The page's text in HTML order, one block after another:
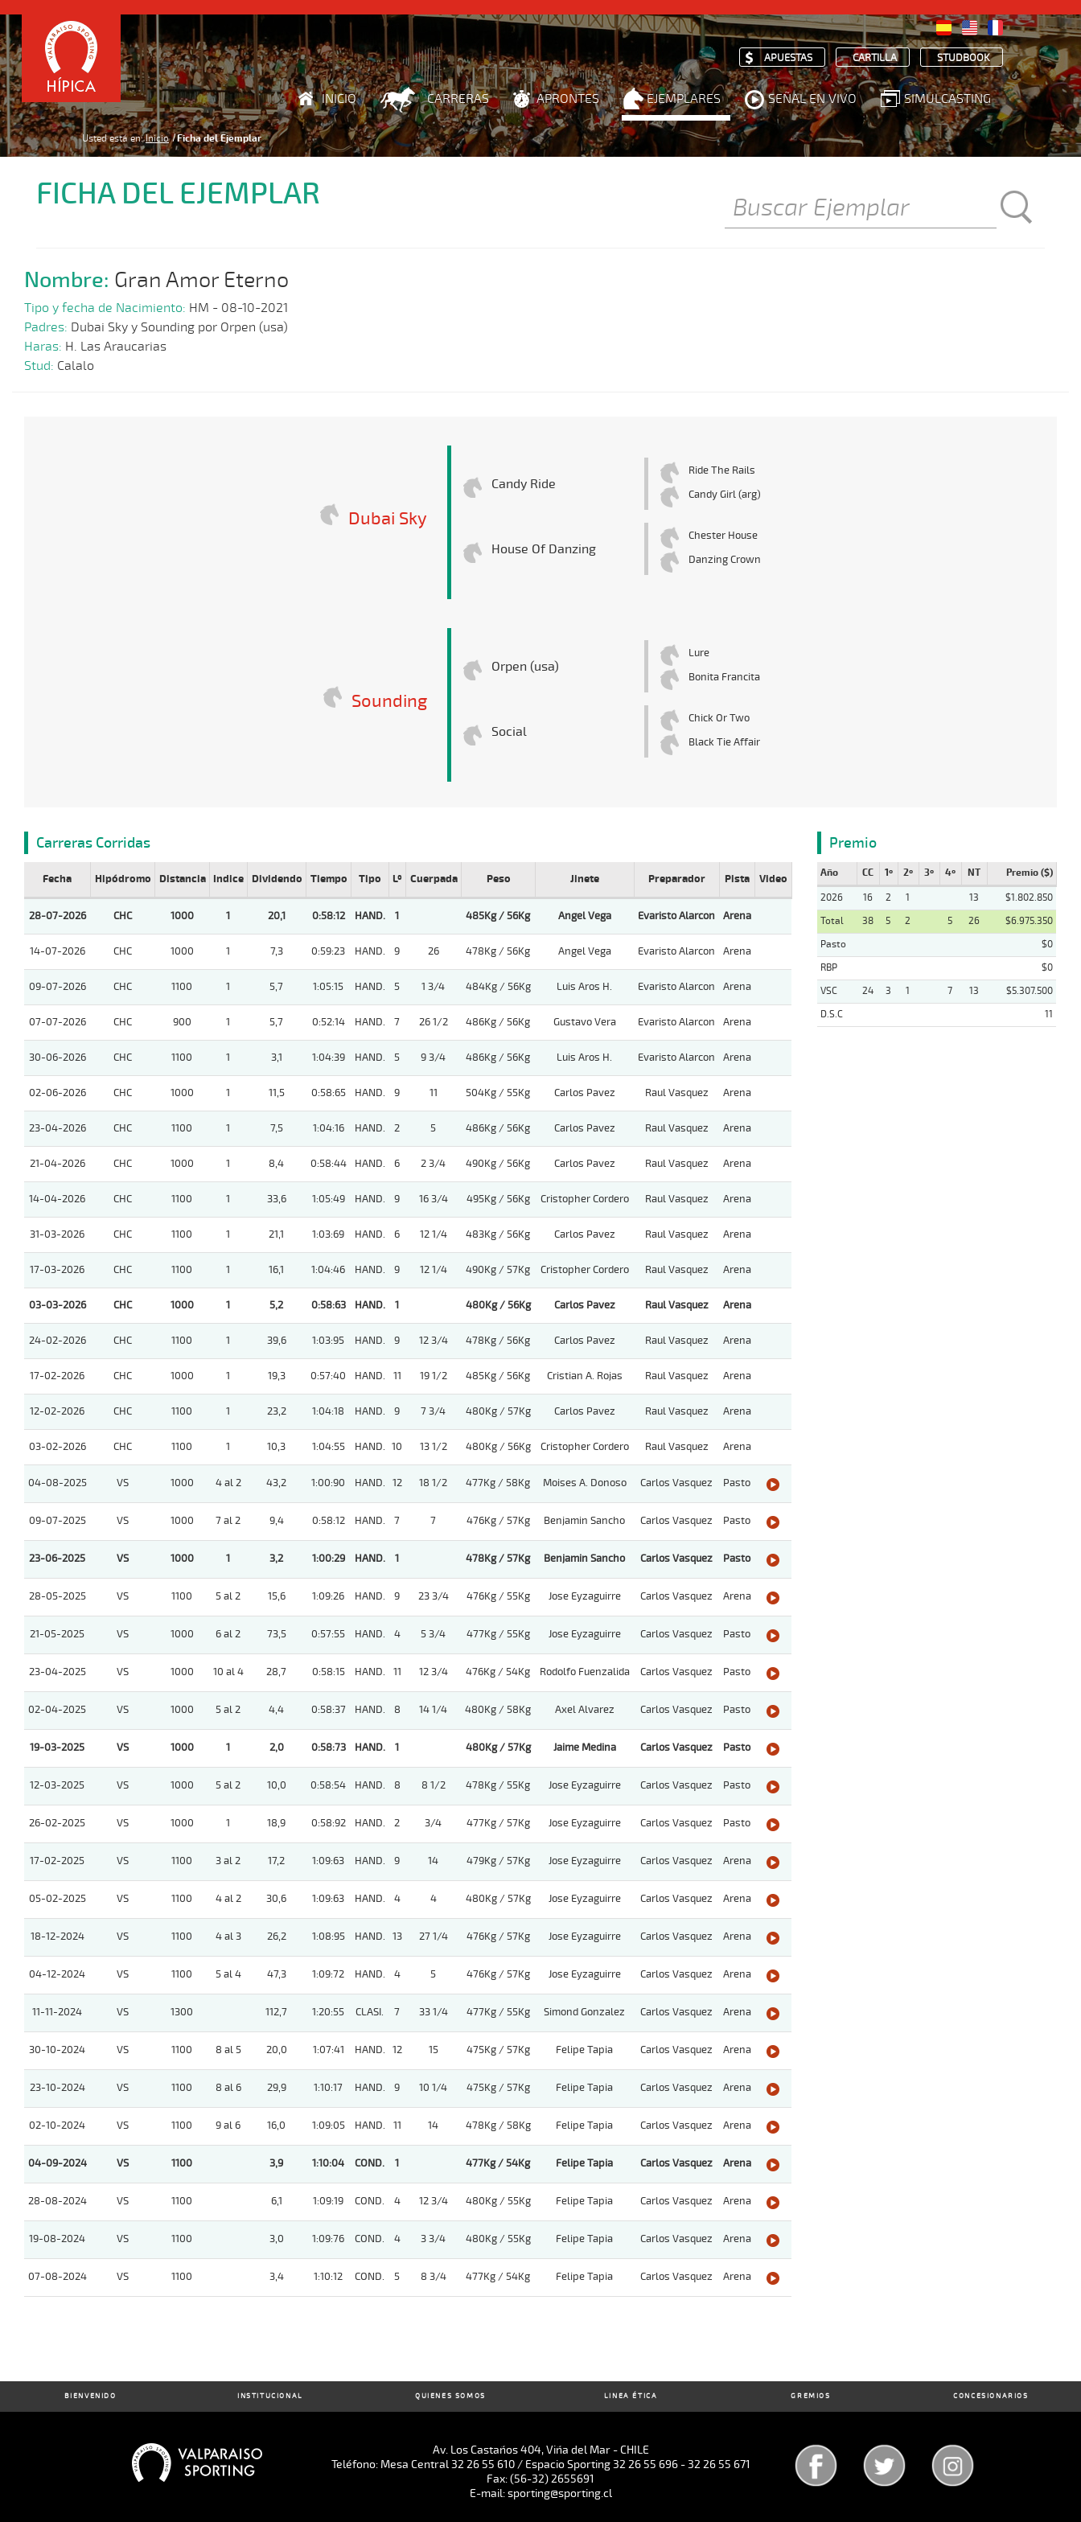
APUESTAS CARTILLA STUDBOOK
INICIO CARRERAS APRONTES EJEMPLARES SEÑAL EN VIVO SIMULCASTING
Usted está en: Inicio Ficha del Ejemplar
FICHA DEL EJEMPLAR
Nombre: Gran Amor Eterno
Tipo y fecha de Nacimiento: HM - 08-10-2021
Padres: Dubai Sky y Sounding por Orpen (usa)
Haras: H. Las Araucarias
Stud: Calalo
Dubai Sky
Candy Ride
Ride The Rails
Candy Girl (arg)
House Of Danzing
Chester House
Danzing Crown
Sounding
Orpen (usa)
Lure
Bonita Francita
Social
Chick Or Two
Black Tie Affair
Carreras Corridas
Fecha Hipódromo Distancia Indice Dividendo Tiempo Tipo Lº Cuerpada Peso Jinete Preparador Pista Video
28-07-2026 CHC 1000 1 20,1 0:58:12 HAND. 1 485Kg / 56Kg Angel Vega Evaristo Alarcon Arena
14-07-2026 CHC 1000 1 7,3 0:59:23 HAND. 9 26 478Kg / 56Kg Angel Vega Evaristo Alarcon Arena
09-07-2026 CHC 1100 1 5,7 1:05:15 HAND. 5 1 3/4 484Kg / 56Kg Luis Aros H. Evaristo Alarcon Arena
07-07-2026 CHC 900 1 5,7 0:52:14 HAND. 7 26 1/2 486Kg / 56Kg Gustavo Vera Evaristo Alarcon Arena
30-06-2026 CHC 1100 1 3,1 1:04:39 HAND. 5 9 3/4 486Kg / 56Kg Luis Aros H. Evaristo Alarcon Arena
02-06-2026 CHC 1000 1 11,5 0:58:65 HAND. 9 11 504Kg / 55Kg Carlos Pavez Raul Vasquez Arena
23-04-2026 CHC 1100 1 7,5 1:04:16 HAND. 2 5 486Kg / 56Kg Carlos Pavez Raul Vasquez Arena
21-04-2026 CHC 1000 1 8,4 0:58:44 HAND. 6 2 3/4 490Kg / 56Kg Carlos Pavez Raul Vasquez Arena
14-04-2026 CHC 1100 1 33,6 1:05:49 HAND. 9 16 3/4 495Kg / 56Kg Cristopher Cordero Raul Vasquez Arena
31-03-2026 CHC 1100 1 21,1 1:03:69 HAND. 6 12 1/4 483Kg / 56Kg Carlos Pavez Raul Vasquez Arena
17-03-2026 CHC 1100 1 16,1 1:04:46 HAND. 9 12 1/4 490Kg / 57Kg Cristopher Cordero Raul Vasquez Arena
03-03-2026 CHC 1000 1 5,2 0:58:63 HAND. 1 480Kg / 56Kg Carlos Pavez Raul Vasquez Arena
24-02-2026 CHC 1100 1 39,6 1:03:95 HAND. 9 12 3/4 478Kg / 56Kg Carlos Pavez Raul Vasquez Arena
17-02-2026 CHC 1000 1 19,3 0:57:40 HAND. 11 19 1/2 485Kg / 56Kg Cristian A. Rojas Raul Vasquez Arena
12-02-2026 CHC 1100 1 23,2 1:04:18 HAND. 9 7 3/4 480Kg / 57Kg Carlos Pavez Raul Vasquez Arena
03-02-2026 CHC 1100 1 10,3 1:04:55 HAND. 10 13 1/2 480Kg / 56Kg Cristopher Cordero Raul Vasquez Arena
04-08-2025 VS 1000 4 al 2 43,2 1:00:90 HAND. 12 18 1/2 477Kg / 58Kg Moises A. Donoso Carlos Vasquez Pasto
09-07-2025 VS 1000 7 al 2 9,4 0:58:12 HAND. 7 7 476Kg / 57Kg Benjamin Sancho Carlos Vasquez Pasto
23-06-2025 VS 1000 1 3,2 1:00:29 HAND. 1 478Kg / 57Kg Benjamin Sancho Carlos Vasquez Pasto
28-05-2025 VS 1100 5 al 2 15,6 1:09:26 HAND. 9 23 3/4 476Kg / 55Kg Jose Eyzaguirre Carlos Vasquez Arena
21-05-2025 VS 1000 6 al 2 73,5 0:57:55 HAND. 4 5 3/4 477Kg / 55Kg Jose Eyzaguirre Carlos Vasquez Pasto
23-04-2025 VS 1000 10 al 4 28,7 0:58:15 HAND. 11 12 3/4 476Kg / 54Kg Rodolfo Fuenzalida Carlos Vasquez Pasto
02-04-2025 VS 1000 5 al 2 4,4 0:58:37 HAND. 8 14 1/4 480Kg / 58Kg Axel Alvarez Carlos Vasquez Pasto
19-03-2025 VS 1000 1 2,0 0:58:73 HAND. 1 480Kg / 57Kg Jaime Medina Carlos Vasquez Pasto
12-03-2025 VS 1000 5 al 2 10,0 0:58:54 HAND. 8 8 1/2 478Kg / 55Kg Jose Eyzaguirre Carlos Vasquez Pasto
26-02-2025 VS 1000 1 18,9 0:58:92 HAND. 2 3/4 477Kg / 57Kg Jose Eyzaguirre Carlos Vasquez Pasto
17-02-2025 VS 1100 3 al 2 17,2 1:09:63 HAND. 9 14 479Kg / 57Kg Jose Eyzaguirre Carlos Vasquez Arena
05-02-2025 VS 1100 4 al 2 30,6 1:09:63 HAND. 4 4 480Kg / 57Kg Jose Eyzaguirre Carlos Vasquez Arena
18-12-2024 VS 1100 4 al 3 26,2 1:08:95 HAND. 13 27 1/4 476Kg / 57Kg Jose Eyzaguirre Carlos Vasquez Arena
04-12-2024 VS 1100 5 al 4 47,3 1:09:72 HAND. 4 5 476Kg / 57Kg Jose Eyzaguirre Carlos Vasquez Arena
11-11-2024 VS 1300 112,7 1:20:55 CLASI. 7 33 1/4 477Kg / 55Kg Simond Gonzalez Carlos Vasquez Arena
30-10-2024 VS 1100 8 al 5 20,0 1:07:41 HAND. 12 15 475Kg / 57Kg Felipe Tapia Carlos Vasquez Arena
23-10-2024 VS 1100 8 al 6 29,9 1:10:17 HAND. 9 10 1/4 475Kg / 57Kg Felipe Tapia Carlos Vasquez Arena
02-10-2024 VS 1100 9 al 6 16,0 1:09:05 HAND. 11 14 478Kg / 58Kg Felipe Tapia Carlos Vasquez Arena
04-09-2024 VS 1100 3,9 1:10:04 COND. 1 477Kg / 54Kg Felipe Tapia Carlos Vasquez Arena
28-08-2024 VS 1100 6,1 1:09:19 COND. 4 12 3/4 480Kg / 55Kg Felipe Tapia Carlos Vasquez Arena
19-08-2024 VS 1100 3,0 1:09:76 COND. 4 3 3/4 480Kg / 55Kg Felipe Tapia Carlos Vasquez Arena
07-08-2024 VS 1100 3,4 1:10:12 COND. 5 8 3/4 477Kg / 54Kg Felipe Tapia Carlos Vasquez Arena
Premio
Año CC 1º 2º 3º 4º NT Premio ($)
2026 16 2 1 13
$1.802.850
Total
38 5 2 5 26
$6.975.350
Pasto
$0
RBP
$0
VSC
24 3 1 7 13
$5.307.500
D.S.C
11
BIENVENIDO INSTITUCIONAL QUIENES SOMOS LINEA ÉTICA GREMIOS CONCESIONARIOS
Av. Los Castaños 404, Viña del Mar - CHILE
Teléfono: Mesa Central 32 26 55 610 / Espacio Sporting 32 26 55 696 - 32 26 55 671
Fax: (56-32) 2655691
E-mail: sporting@sporting.cl